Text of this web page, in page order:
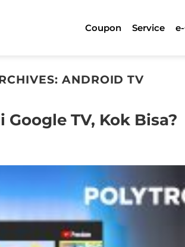
Coupon Service
ANDROID TV
TV, Kok Bisa?